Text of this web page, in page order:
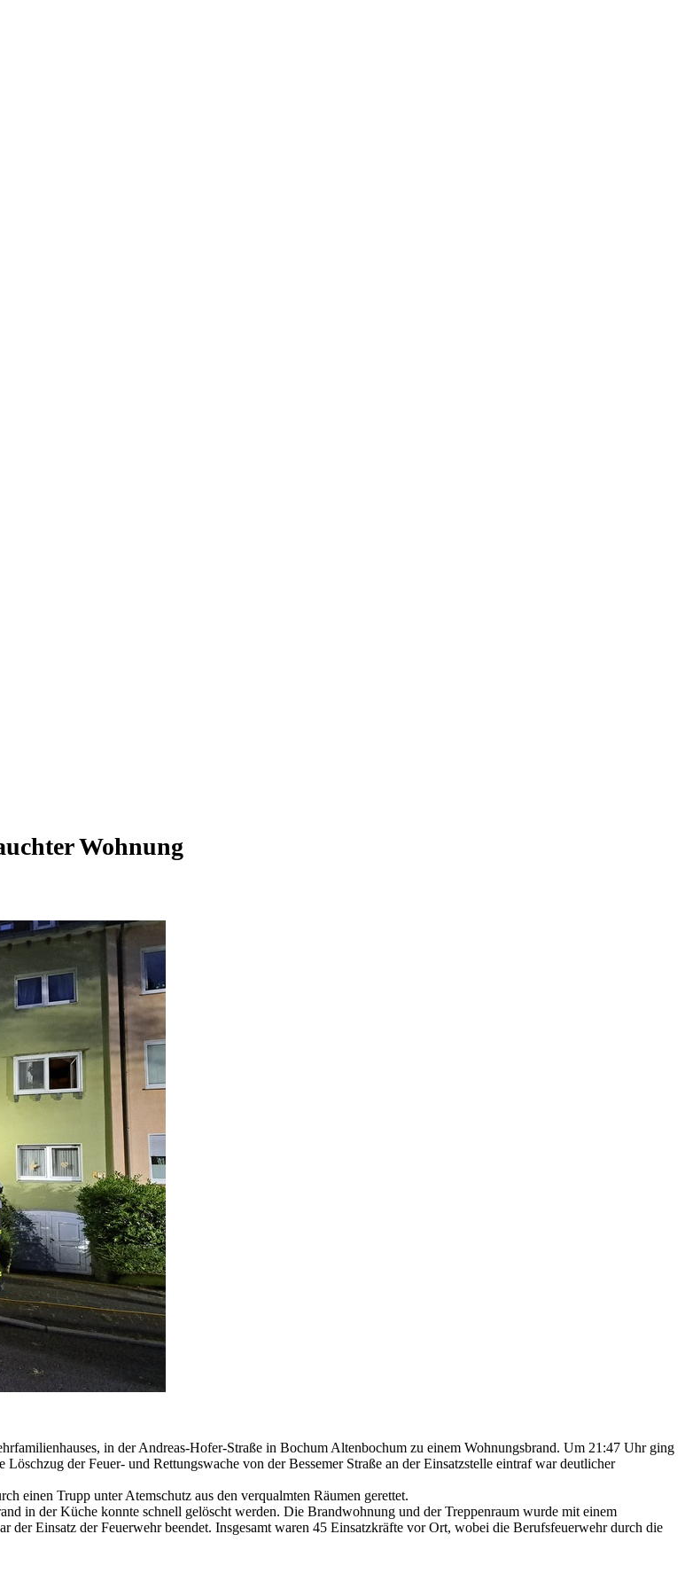
Wohnung
in der Andreas-Hofer-Straße in Bochum Altenbochum zu einem Wohnungsbrand. Um 21:47 Uhr ging
der Feuer- und Rettungswache von der Bessemer Straße an der Einsatzstelle eintraf war deutlicher
einen Trupp unter Atemschutz aus den verqualmten Räumen gerettet.
in der Küche konnte schnell gelöscht werden. Die Brandwohnung und der Treppenraum wurde mit einem
Einsatz der Feuerwehr beendet. Insgesamt waren 45 Einsatzkräfte vor Ort, wobei die Berufsfeuerwehr durch die